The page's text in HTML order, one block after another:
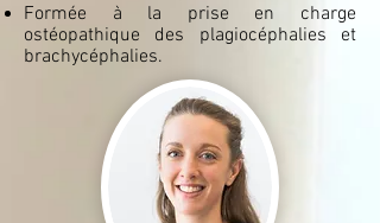
Formée à la prise en charge
ostéopathique des plagiocéphalies et
brachycéphalies.